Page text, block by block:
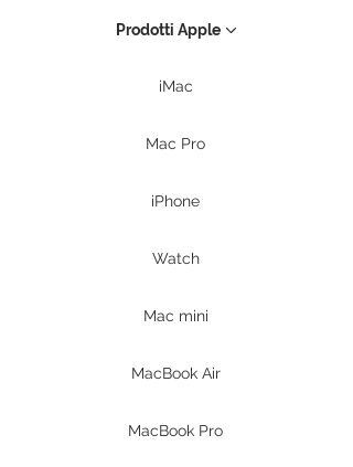
Prodotti Apple
iMac
Mac Pro
iPhone
Watch
Mac mini
MacBook Air
MacBook Pro